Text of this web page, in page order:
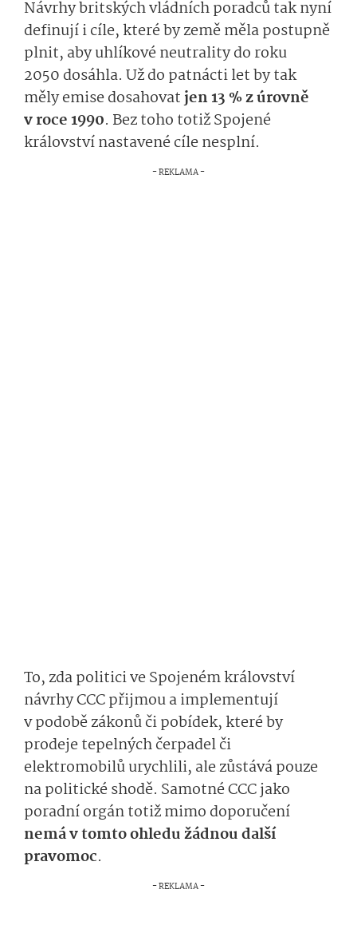
Návrhy britských vládních poradců tak nyní
definují i cíle, které by země měla postupně
plnit, aby uhlíkové neutrality do roku
2050 dosáhla. Už do patnácti let by tak
měly emise dosahovatjen 13 % z úrovně
v roce 1990. Bez toho totiž Spojené
království nastavené cíle nesplní.
To, zda politici ve Spojeném království
návrhy CCC přijmou a implementují
v podobě zákonů či pobídek, které by
prodeje tepelných čerpadel či
elektromobilů urychlili, ale zůstává pouze
na politické shodě. Samotné CCC jako
poradní orgán totiž mimo doporučení
nemá v tomto ohledu žádnou další
pravomoc.